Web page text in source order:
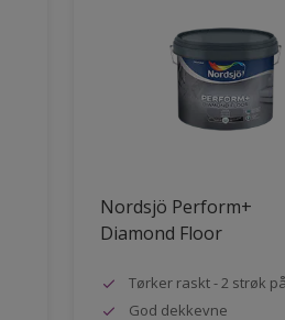
Nordsjö Perform+
Diamond Floor
Tørker raskt - 2 strøk
God dekkevne